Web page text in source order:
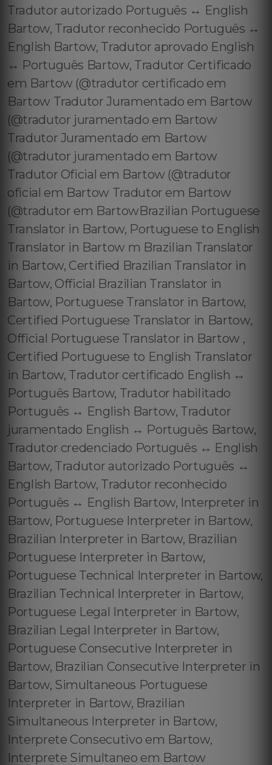
Tradutor autorizado Português ↔️ English
Bartow, Tradutor reconhecido Português ↔️
English Bartow, Tradutor aprovado English
↔️ Português Bartow, Tradutor Certificado
em Bartow (@tradutor certificado em
Bartow Tradutor Juramentado em Bartow
(@tradutor juramentado em Bartow
Tradutor Juramentado em Bartow
(@tradutor juramentado em Bartow
Tradutor Oficial em Bartow (@tradutor
oficial em Bartow Tradutor em Bartow
(@tradutor em BartowBrazilian Portuguese
Translator in Bartow, Portuguese to English
Translator in Bartow m Brazilian Translator
in Bartow, Certified Brazilian Translator in
Bartow, Official Brazilian Translator in
Bartow, Portuguese Translator in Bartow,
Certified Portuguese Translator in Bartow,
Official Portuguese Translator in Bartow ,
Certified Portuguese to English Translator
in Bartow, Tradutor certificado English ↔️
Português Bartow, Tradutor habilitado
Português ↔️ English Bartow, Tradutor
juramentado English ↔️ Português Bartow,
Tradutor credenciado Português ↔️ English
Bartow, Tradutor autorizado Português ↔️
English Bartow, Tradutor reconhecido
Português ↔️ English Bartow, Interpreter in
Bartow, Portuguese Interpreter in Bartow,
Brazilian Interpreter in Bartow, Brazilian
Portuguese Interpreter in Bartow,
Portuguese Technical Interpreter in Bartow,
Brazilian Technical Interpreter in Bartow,
Portuguese Legal Interpreter in Bartow,
Brazilian Legal Interpreter in Bartow,
Portuguese Consecutive Interpreter in
Bartow, Brazilian Consecutive Interpreter in
Bartow, Simultaneous Portuguese
Interpreter in Bartow, Brazilian
Simultaneous Interpreter in Bartow,
Interprete Consecutivo em Bartow,
Interprete Simultaneo em Bartow